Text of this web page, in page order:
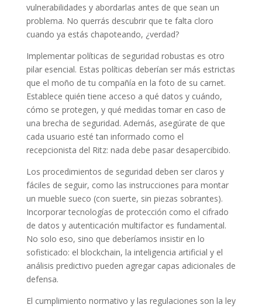
vulnerabilidades y abordarlas antes de que sean un
problema. No querrás descubrir que te falta cloro
cuando ya estás chapoteando, ¿verdad?
Implementar políticas de seguridad robustas es otro
pilar esencial. Estas políticas deberían ser más estrictas
que el moño de tu compañía en la foto de su carnet.
Establece quién tiene acceso a qué datos y cuándo,
cómo se protegen, y qué medidas tomar en caso de
una brecha de seguridad. Además, asegúrate de que
cada usuario esté tan informado como el
recepcionista del Ritz: nada debe pasar desapercibido.
Los procedimientos de seguridad deben ser claros y
fáciles de seguir, como las instrucciones para montar
un mueble sueco (con suerte, sin piezas sobrantes).
Incorporar tecnologías de protección como el cifrado
de datos y autenticación multifactor es fundamental.
No solo eso, sino que deberíamos insistir en lo
sofisticado: el blockchain, la inteligencia artificial y el
análisis predictivo pueden agregar capas adicionales de
defensa.
El cumplimiento normativo y las regulaciones son la ley